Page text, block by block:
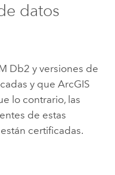
datos
Db2 y versiones de
y que ArcGIS
lo contrario, las
de estas
certificadas.